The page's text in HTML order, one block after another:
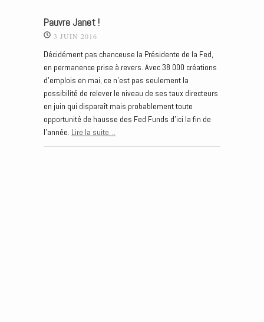
Pauvre Janet !
3 JUIN 2016
Décidément pas chanceuse la Présidente de la Fed,
en permanence prise à revers. Avec 38 000 créations
d’emplois en mai, ce n’est pas seulement la
possibilité de relever le niveau de ses taux directeurs
en juin qui disparaît mais probablement toute
opportunité de hausse des Fed Funds d’ici la fin de
l’année. Lire la suite…